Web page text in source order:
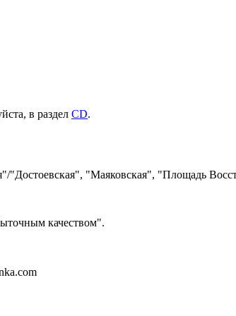
в раздел CD.
"Достоевская", "Маяковская", "Площадь
качеством".